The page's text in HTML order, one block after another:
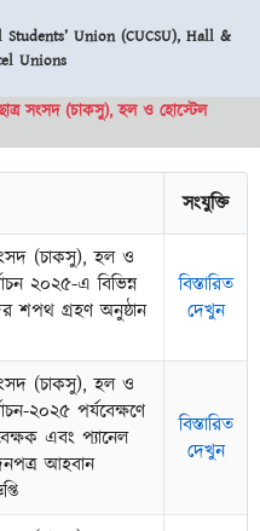
Union (CUCSU), Hall &
Unions
ছাত্র সংসদ (চাকসু), হল ও হোস্টেল
সংযুক্তি
সংসদ (চাকসু), হল ও
২০২৫-এ বিভিন্ন
শপথ গ্রহণ অনুষ্ঠান
বিস্তারিত
দেখুন
সংসদ (চাকসু), হল ও
২০২৫ পর্যবেক্ষণে
এবং প্যানেল
আহবান
বিস্তারিত
দেখুন